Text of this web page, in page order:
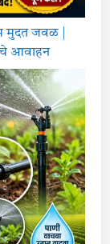
मुदत जवळ |
आवाहन